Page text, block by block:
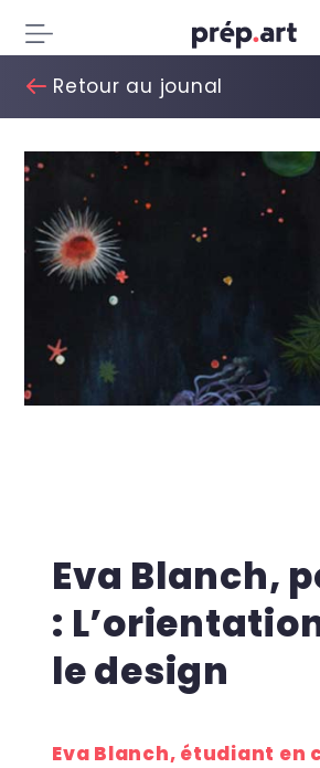
Retour au jounal
Eva Blanch,
:
le design
Eva Blanch, étudiant en